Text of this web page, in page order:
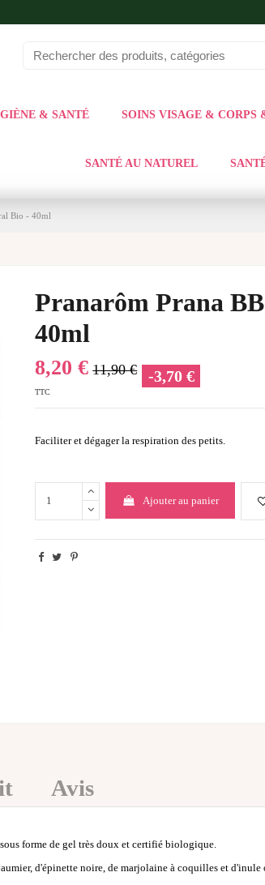
& SANTÉ SOINS VISAGE & CORPS
SANTÉ AU NATUREL
Bio - 40ml
Pranarôm Prana
40ml
8,20 € 11,90 € -3,70 €
TTC
Faciliter et dégager la respiration des petits.
Ajouter au panier
Avis
forme de gel très doux et certifié biologique.
d'épinette noire, de marjolaine à coquilles et